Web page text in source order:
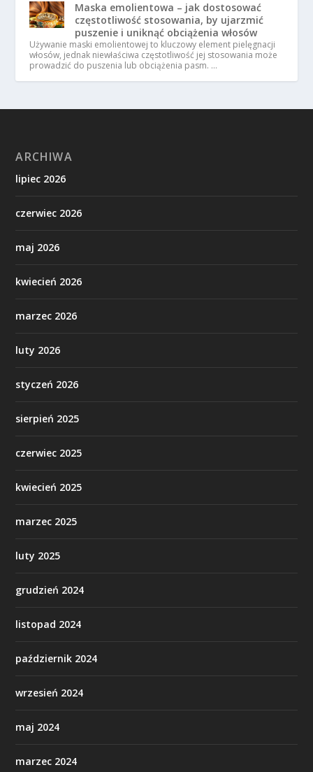
Maska emolientowa – jak dostosować
częstotliwość stosowania, by ujarzmić
puszenie i uniknąć obciążenia włosów
Używanie maski emolientowej to kluczowy element pielęgnacji
włosów, jednak niewłaściwa częstotliwość jej stosowania może
prowadzić do puszenia lub obciążenia pasm. …
ARCHIWA
lipiec 2026
czerwiec 2026
maj 2026
kwiecień 2026
marzec 2026
luty 2026
styczeń 2026
sierpień 2025
czerwiec 2025
kwiecień 2025
marzec 2025
luty 2025
grudzień 2024
listopad 2024
październik 2024
wrzesień 2024
maj 2024
marzec 2024